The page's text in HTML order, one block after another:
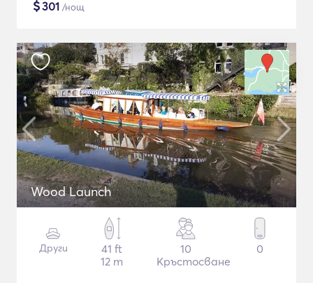
$301 /нощ
Wood Launch
Други
41 ft
12 m
10
Кръстосване
0